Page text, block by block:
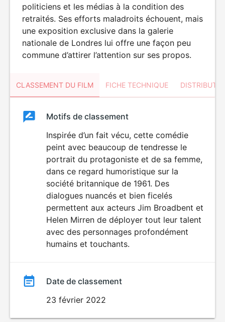
politiciens et les médias à la condition des
retraités. Ses efforts maladroits échouent, mais
une exposition exclusive dans la galerie
nationale de Londres lui offre une façon peu
commune d’attirer l’attention sur ses propos.
CLASSEMENT DU FILM FICHE TECHNIQUE
ClassementClassement
Motifs de classement
Inspirée d’un fait vécu, cette comédie
peint avec beaucoup de tendresse le
portrait du protagoniste et de sa femme,
dans ce regard humoristique sur la
société britannique de 1961. Des
dialogues nuancés et bien ficelés
permettent aux acteurs Jim Broadbent et
Helen Mirren de déployer tout leur talent
avec des personnages profondément
humains et touchants.
Date de classement
23 février 2022